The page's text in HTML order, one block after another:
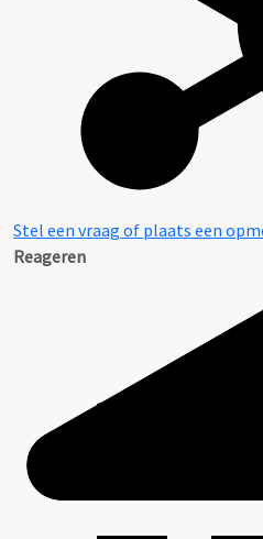
Stel een vraag of plaats een
Reageren